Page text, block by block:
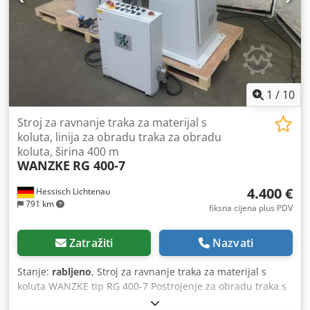
1 / 10
Hessisch Lichtenau
791 km
Stroj za ravnanje traka za materijal s
koluta, linija za obradu traka za obradu
koluta, širina 400 m
WANZKE RG 400-7
4.400 €
fiksna cijena plus PDV
Zatražiti Nazvati
Stanje: rabljeno, Stroj za ravnanje traka za materijal s
koluta WANZKE tip RG 400-7 Postrojenje za obradu traka s
koluta Inventarni broj: 1349-6 Godina proizvodnje: 1983